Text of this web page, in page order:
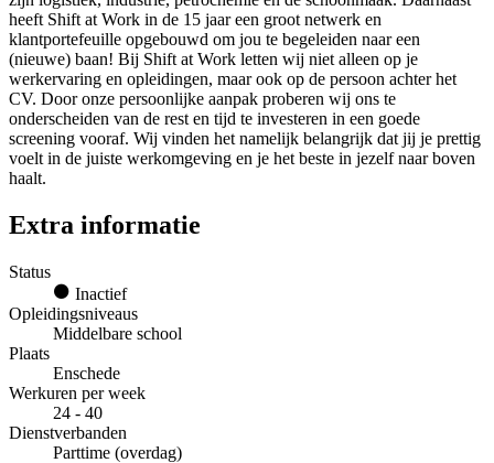
heeft Shift at Work in de 15 jaar een groot netwerk en
klantportefeuille opgebouwd om jou te begeleiden naar een
(nieuwe) baan! Bij Shift at Work letten wij niet alleen op je
werkervaring en opleidingen, maar ook op de persoon achter het
CV. Door onze persoonlijke aanpak proberen wij ons te
onderscheiden van de rest en tijd te investeren in een goede
screening vooraf. Wij vinden het namelijk belangrijk dat jij je prettig
voelt in de juiste werkomgeving en je het beste in jezelf naar boven
haalt.
Extra informatie
Status
Inactief
Opleidingsniveaus
Middelbare school
Plaats
Enschede
Werkuren per week
24 - 40
Dienstverbanden
Parttime (overdag)